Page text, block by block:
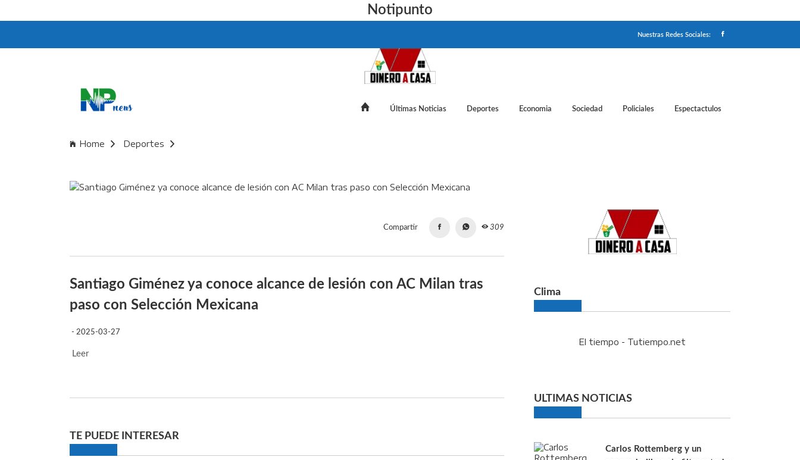
Notipunto
Nuestras Redes Sociales:
Últimas Noticias Deportes Economia Sociedad Policiales Espectactulos
Home Deportes
Compartir 309
Santiago Giménez ya conoce alcance de lesión con AC Milan tras
paso con Selección Mexicana
- 2025-03-27
Leer
TE PUEDE INTERESAR
Clima
El tiempo - Tutiempo.net
ULTIMAS NOTICIAS
Carlos Rottemberg y un